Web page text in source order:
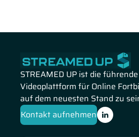
STREAMED UP ist die
Videoplattform für Online
auf dem neuesten Stand zu
Kontakt aufnehmen